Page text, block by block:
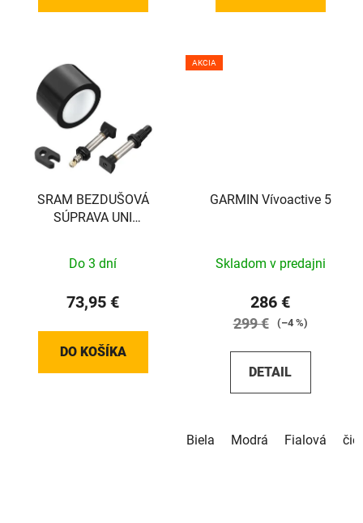
SRAM BEZDUŠOVÁ
SÚPRAVA UNI
Do 3 dní
73,95 €
DO KOŠÍKA
AKCIA
GARMIN Vívoactive 5
Skladom v predajni
286 €
299 € (–4 %)
DETAIL
Biela Modrá Fialová